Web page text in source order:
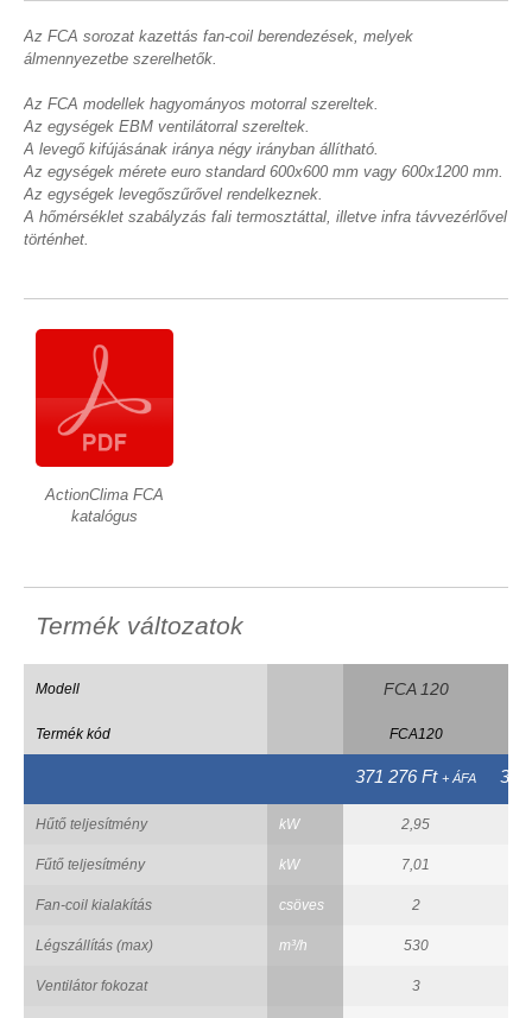
Az FCA sorozat kazettás fan-coil berendezések, melyek
álmennyezetbe szerelhetők.
Az FCA modellek hagyományos motorral szereltek.
Az egységek EBM ventilátorral szereltek.
A levegő kifújásának iránya négy irányban állítható.
Az egységek mérete euro standard 600x600 mm vagy 600x1200 mm.
Az egységek levegőszűrővel rendelkeznek.
A hőmérséklet szabályzás fali termosztáttal, illetve infra távvezérlővel
történhet.
ActionClima FCA
katalógus
Termék változatok
Modell FCA 120
Termék kód FCA120
371 276 Ft + ÁFA
Hűtő teljesítmény kW 2,95
Fűtő teljesítmény kW 7,01
Fan-coil kialakítás csöves 2
Légszállítás (max) m³/h 530
Ventilátor fokozat 3